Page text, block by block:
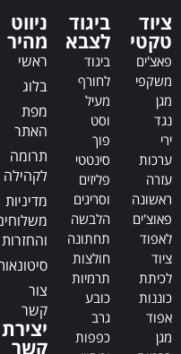
t
i
ציוד
טקטי
פאצ'ים
משקפי
מגן
נגד
ירי
ערכות
עזרה
ראשונה
פאוצ'ים
לאפוד
ציוד
לכיתת
כוננות
אפוד
מגן
ביגוד
לצבא
ביגוד
לחורף
מעיל
וסט
פוך
סינטטי
פליזים
וסריגים
הלבשה
תחתונה
חולצות
תרמיות
כובע
גרב
כפפות
ניווט
מהיר
ראשי
בלוג
מפת
האתר
תרומה
לקהילה
מדיניות
והחזרות
צור
קשר
יצירת
קשר